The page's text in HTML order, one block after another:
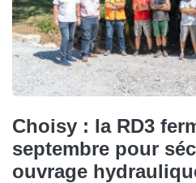
Choisy : la RD3
septembre pour
ouvrage